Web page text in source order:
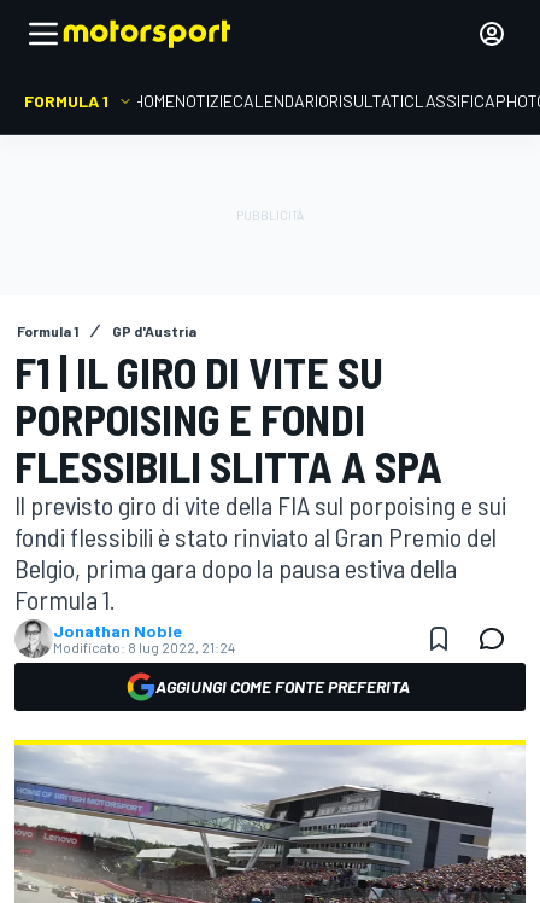
FORMULA 1 HOMENOTIZIECALENDARIORISULTATICLASSIFICA
Formula 1 GP d'Austria
F1 | IL GIRO DI VITE SU
PORPOISING E FONDI
FLESSIBILI SLITTA A SPA
Il previsto giro di vite della FIA sul porpoising e sui
fondi flessibili è stato rinviato al Gran Premio del
Belgio, prima gara dopo la pausa estiva della
Formula 1.
Jonathan Noble
Modificato: 8 lug 2022, 21:24
AGGIUNGI COME FONTE PREFERITA